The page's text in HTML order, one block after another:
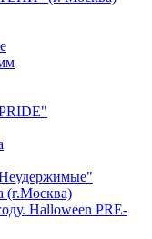
(г.Москва)
Halloween PRE-